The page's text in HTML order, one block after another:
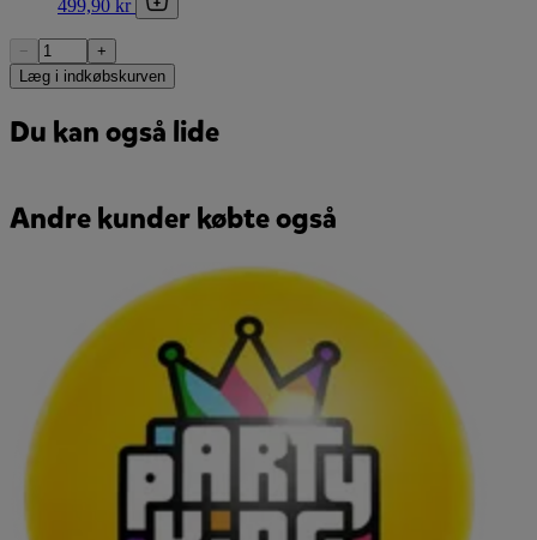
499,90 kr
−
+
Læg i indkøbskurven
Du kan også lide
Andre kunder købte også